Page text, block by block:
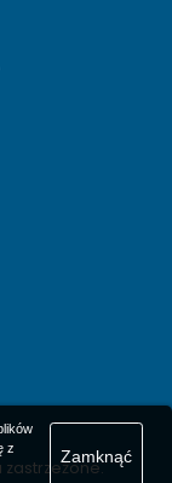
zastrzeżone.
z
Zamknąć